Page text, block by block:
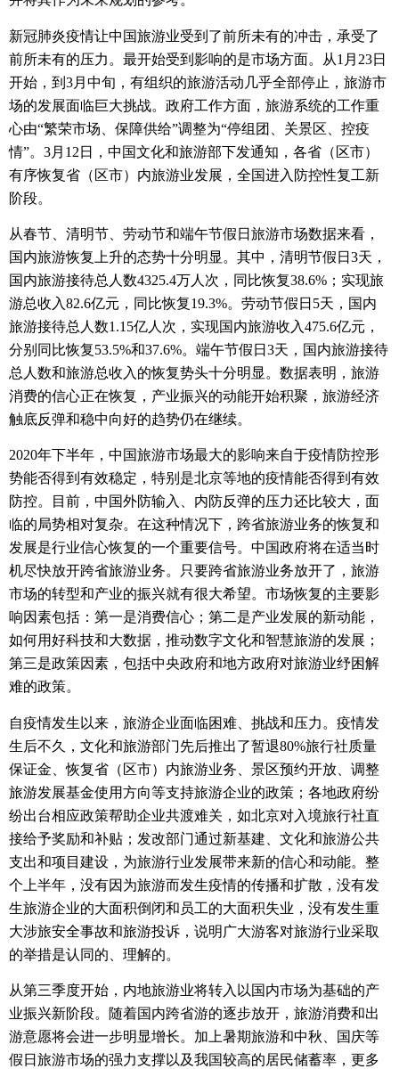
新冠肺炎疫情让中国旅游业受到了前所未有的冲击，承受了
前所未有的压力。 最开始受到影响的是市场方面。 从1 月 23日
开始，到 3月中旬，有组织的旅游活动几乎全部停止，旅游市
场的发展面临巨大挑战。 政府工作方面，旅游系统的工作重
心由“繁荣市场、保障供给”调整为“停组团、关景区、控疫
情”。 3月 12 日，中国文化和旅游部下发通知，各省（区市）
有序恢复省（区市）内旅游业发展，全国进入防控性复工新
阶段。
从春节、清明节、劳动节和端午节假日旅游市场数据来看，
国内旅游恢复上升的态势十分明显。 其中，清明节假日 3天，
国内旅游接待总人数4325.4万人次，同比恢复38.6% ； 实现旅
游总收入82.6亿元，同比恢复19.3%。 劳动节假日 5天，国内
旅游接待总人数1.15亿人次，实现国内旅游收入475.6亿元，
分别同比恢复53.5%和37.6%。 端午节假日 3天，国内旅游接待
总人数和旅游总收入的恢复势头十分明显。 数据表明，旅游
消费的信心正在恢复，产业振兴的动能开始积聚，旅游经济
触底反弹和稳中向好的趋势仍在继续。
2020年下半年，中国旅游市场最大的影响来自于疫情防控形
势能否得到有效稳定，特别是北京等地的疫情能否得到有效
防控。
目前，中国外防输入、内防反弹的压力还比较大，面
临的局势相对复杂。 在这种情况下，跨省旅游业务的恢复和
发展是行业信心恢复的一个重要信号。 中国政府将在适当时
机尽快放开跨省旅游业务。
只要跨省旅游业务放开了，旅游
市场的转型和产业的振兴就有很大希望。 市场恢复的主要影
响因素包括： 第一是消费信心； 第二是产业发展的新动能，
如何用好科技和大数据，推动数字文化和智慧旅游的发展；
第三是政策因素，包括中央政府和地方政府对旅游业纾困解
难的政策。
自疫情发生以来，旅游企业面临困难、挑战和压力。 疫情发
生后不久，文化和旅游部门先后推出了暂退80%旅行社质量
保证金、恢复省（区市）内旅游业务、景区预约开放、调整
旅游发展基金使用方向等支持旅游企业的政策； 各地政府纷
纷出台相应政策帮助企业共渡难关，如北京对入境旅行社直
接给予奖励和补贴； 发改部门通过新基建、文化和旅游公共
支出和项目建设，为旅游行业发展带来新的信心和动能。 整
个上半年，没有因为旅游而发生疫情的传播和扩散，没有发
生旅游企业的大面积倒闭和员工的大面积失业，没有发生重
大涉旅安全事故和旅游投诉，说明广大游客对旅游行业采取
的举措是认同的、理解的。
从第三季度开始，内地旅游业将转入以国内市场为基础的产
业振兴新阶段。
随着国内跨省游的逐步放开，旅游消费和出
游意愿将会进一步明显增长。 加上暑期旅游和中秋、国庆等
假日旅游市场的强力支撑以及我国较高的居民储蓄率，更多